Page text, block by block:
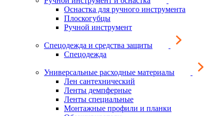
Оснастка для ручного инструмента
Плоскогубцы
Ручной инструмент
Спецодежда и средства защиты
Спецодежда
Универсальные расходные материалы
Лен сантехнический
Ленты демпферные
Ленты специальные
Монтажные профили и планки